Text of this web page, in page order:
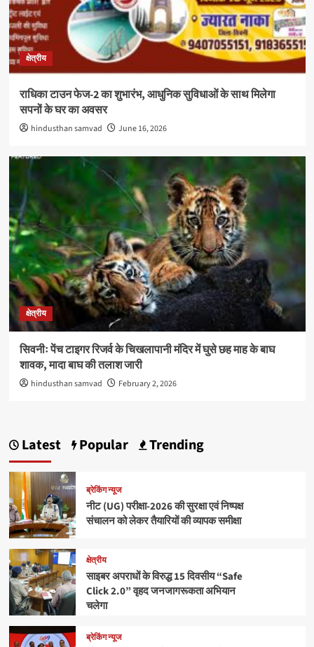
क्षेत्रीय
राधिका टाउन फेज-2 का शुभारंभ, आधुनिक सुविधाओं के साथ मिलेगा
सपनों के घर का अवसर
hindusthan samvad June 16, 2026
क्षेत्रीय
सिवनीः पेंच टाइगर रिजर्व के चिखलापानी मंदिर में घुसे छह माह के बाघ
शावक, मादा बाघ की तलाश जारी
hindusthan samvad February 2, 2026
Latest Popular Trending
ब्रेकिंग न्यूज
नीट (UG) परीक्षा-2026 की सुरक्षा एवं निष्पक्ष
संचालन को लेकर तैयारियों की व्यापक समीक्षा
क्षेत्रीय
साइबर अपराधों के विरुद्ध 15 दिवसीय “Safe
Click 2.0” वृहद जनजागरूकता अभियान
चलेगा
ब्रेकिंग न्यूज